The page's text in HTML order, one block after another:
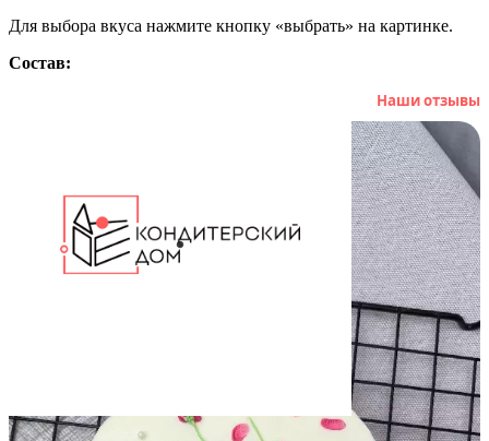
Для выбора вкуса нажмите кнопку «выбрать» на картинке.
Состав:
Наши отзывы